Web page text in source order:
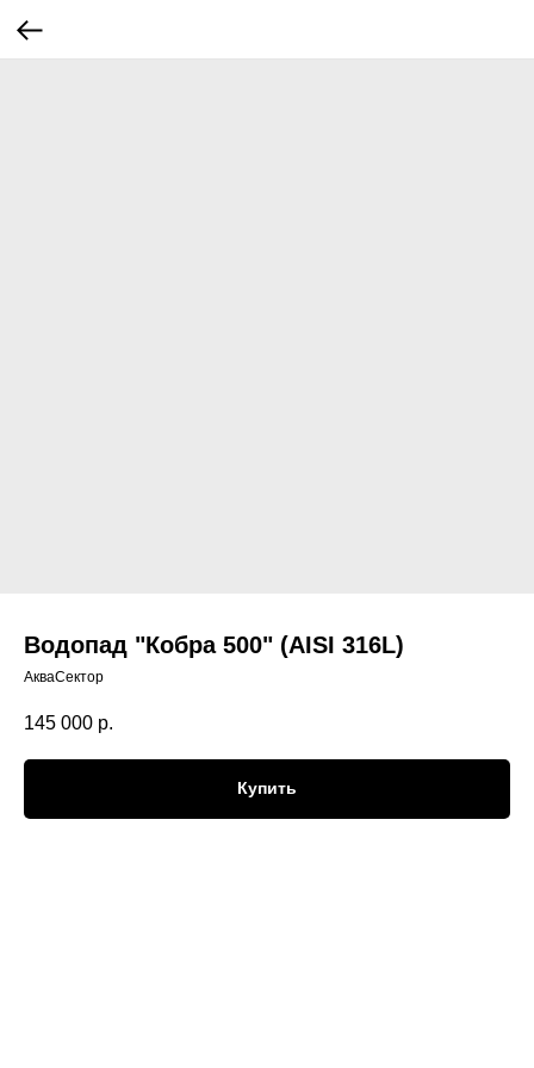
Водопад "Кобра 500" (AISI 316L)
АкваСектор
145 000 р.
Купить